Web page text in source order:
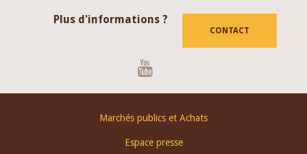
Plus d'informations ?
CONTACT
Marchés publics et Achats
Espace presse